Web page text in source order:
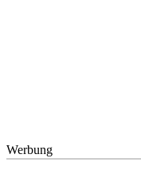
Werbung